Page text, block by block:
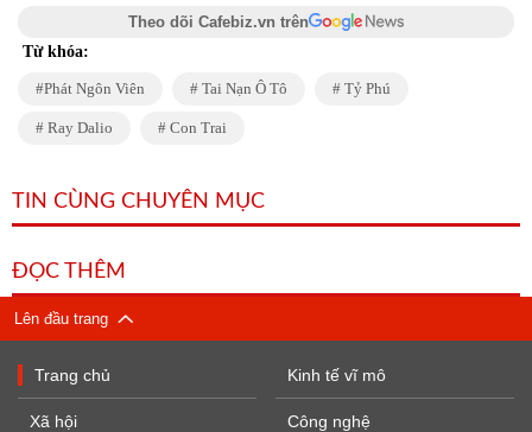
Theo dõi Cafebiz.vn trên
Từ khóa:
Phát Ngôn Viên Tai Nạn Ô Tô Tỷ Phú
Ray Dalio Con Trai
TIN CÙNG CHUYÊN MỤC
ĐỌC THÊM
Lên đầu trang
Trang chủ
Xã hội
Kinh tế vĩ mô
Công nghệ